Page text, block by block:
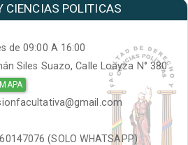
CIENCIAS POLITICAS
de 09:00 A 16:00
Siles Suazo, Calle Loayza N° 380
(SOLO WHATSAPP)